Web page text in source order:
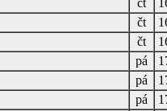
čt
čt
čt
pá
pá
pá